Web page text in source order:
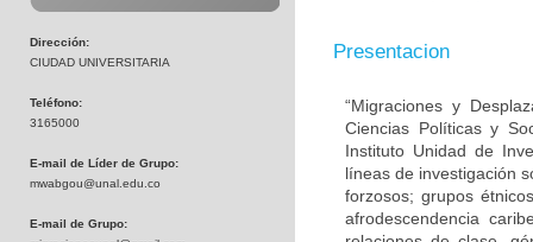
Dirección:
CIUDAD UNIVERSITARIA
Teléfono:
3165000
E-mail de Líder de Grupo:
mwabgou@unal.edu.co
E-mail de Grupo:
Presentacion
“Migraciones y
Ciencias Políticas y
Instituto Unidad de
líneas de investigación
forzosos; grupos
afrodescendencia